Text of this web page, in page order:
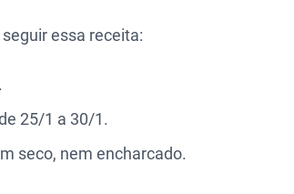
essa receita:
25/1 a 30/1.
seco, nem encharcado.